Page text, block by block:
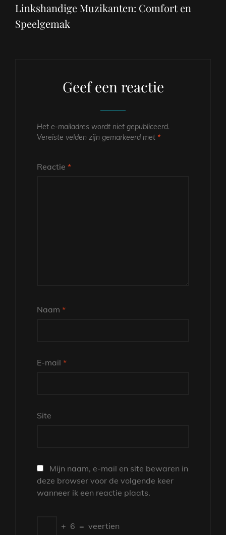
Linkshandige Muzikanten: Comfort en
Speelgemak
Geef een reactie
Het e-mailadres wordt niet gepubliceerd.
Vereiste velden zijn gemarkeerd met *
Reactie *
Naam *
E-mail *
Site
Mijn naam, e-mail en site bewaren in
deze browser voor de volgende keer
wanneer ik een reactie plaats.
+ 6 = veertien